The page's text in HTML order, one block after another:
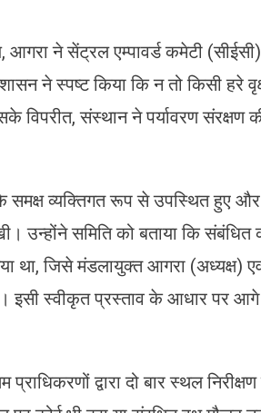
ने सेंट्रल एम्पावर्ड कमेटी
ने स्पष्ट किया कि न तो किसी हरे
संस्थान ने पर्यावरण संरक्षण
समक्ष व्यक्तिगत रूप से उपस्थित हुए
उन्होंने समिति को बताया कि संबंधित
था, जिसे मंडलायुक्त आगरा (अध्यक्ष)
इसी स्वीकृत प्रस्ताव के आधार पर
प्राधिकरणों द्वारा दो बार स्थल